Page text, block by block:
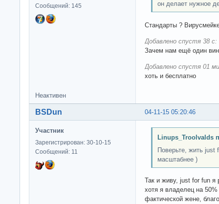
Сообщений: 145 он делает нужное
Стандарты ?
Добавлено спустя 38 с:
Зачем нам ещё один
Добавлено спустя 01
хоть и бесплатно
Неактивен
04-11-15 05:20:46
BSDun
Участник
Зарегистрирован: 30-10-15
Сообщений: 11
Linups_Troolvalds
Поверьте, жить just
масштабнее )
Так и живу, just for fun я
хотя я владелец на
фактической жене,